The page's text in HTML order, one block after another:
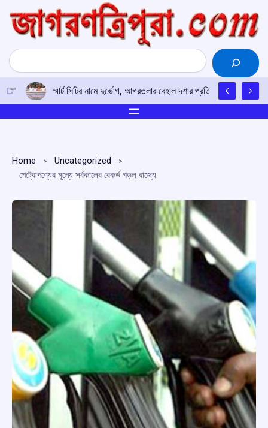
content
Search
স্মার্ট সিটির নামে দুর্ভোগ, আগরতলার বেহাল দশার প্রতিবাদে পথে সদর
Home
Uncategorized
পেট্রোপণ্যের মূল্যে সর্বকালের রেকর্ড গড়ল রাজ্যে